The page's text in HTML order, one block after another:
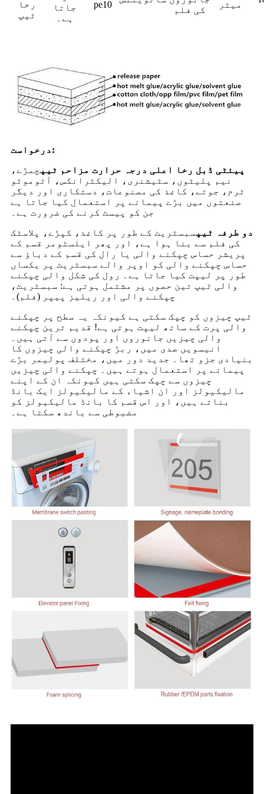
جاتا
ہے۔
رخا
ٹیپ
pe10
کی فلم
میٹر
درخواست:
پیئٹی ڈبل رخا اعلی درجہ حرارت مزاحم ٹیپچمڑے،
نیم پلیٹوں، سٹیشنری، الیکٹرانکس، آٹوموٹو
ٹرم، جوتے، کاغذ کی مصنوعات، دستکاری اور دیگر
صنعتوں میں بڑے پیمانے پر استعمال کیا جاتا ہے
جن کو پیسٹ کرنے کی ضرورت ہے۔
دو طرفہ ٹیپسبسٹریٹ کے طور پر کاغذ، کپڑے، پلاسٹک
کی فلم سے بنا ہوا ہے، اور پھر ایلسٹومر قسم کے
پریشر حساس چپکنے والی یا رال کی قسم کے دباؤ سے
حساس چپکنے والی کو اوپر والے سبسٹریٹ پر یکساں
طور پر لیپت کیا جاتا ہے۔ رول کی شکل والی چپکنے
والی ٹیپ تین حصوں پر مشتمل ہوتی ہے: سبسٹریٹ،
چپکنے والی اور ریلیز پیپر (فلم)۔
ٹیپ چیزوں کو چپک سکتی ہے کیونکہ یہ سطح پر چپکنے
والی پرت کے ساتھ لیپت ہوتی ہے! قدیم ترین چپکنے
والی چیزیں جانوروں اور پودوں سے آتی ہیں۔
انیسویں صدی میں، ربڑ چپکنے والی چیزوں کا
بنیادی جزو تھا۔ جدید دور میں، مختلف پولیمر بڑے
پیمانے پر استعمال ہوتے ہیں۔ چپکنے والی چیزیں
چیزوں سے چپک سکتی ہیں کیونکہ ان کے اپنے
مالیکیولز اور ان اشیاء کے مالیکیولز ایک بانڈ
بناتے ہیں، اور اس قسم کا بانڈ مالیکیولز کو
مضبوطی سے باندھ سکتا ہے۔